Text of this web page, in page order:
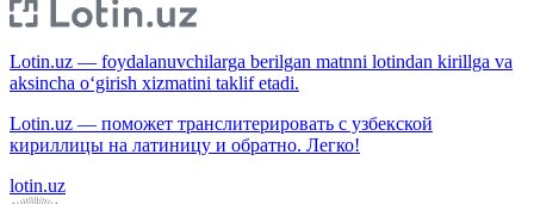
Lotin.uz — foydalanuvchilarga berilgan matnni lotindan kirillga va
aksincha o‘girish xizmatini taklif etadi.
Lotin.uz — поможет транслитерировать с узбекской
кириллицы на латиницу и обратно. Легко!
lotin.uz